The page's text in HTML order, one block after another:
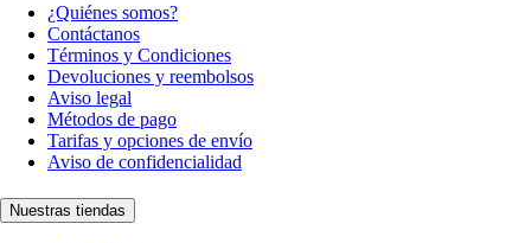
¿Quiénes somos?
Contáctanos
Términos y Condiciones
Devoluciones y reembolsos
Aviso legal
Métodos de pago
Tarifas y opciones de envío
Aviso de confidencialidad
Nuestras tiendas